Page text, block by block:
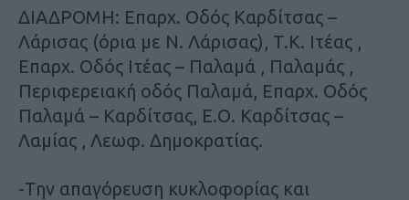
ΔΙΑΔΡΟΜΗ: Επαρχ. Οδός Καρδίτσας –
Λάρισας (όρια με Ν. Λάρισας), T.K. Ιτέας ,
Επαρχ. Οδός Ιτέας – Παλαμά , Παλαμάς ,
Περιφερειακή οδός Παλαμά, Επαρχ. Οδός
Παλαμά – Καρδίτσας, Ε.Ο. Καρδίτσας –
Λαμίας , Λεωφ. Δημοκρατίας.
-Την απαγόρευση κυκλοφορίας και